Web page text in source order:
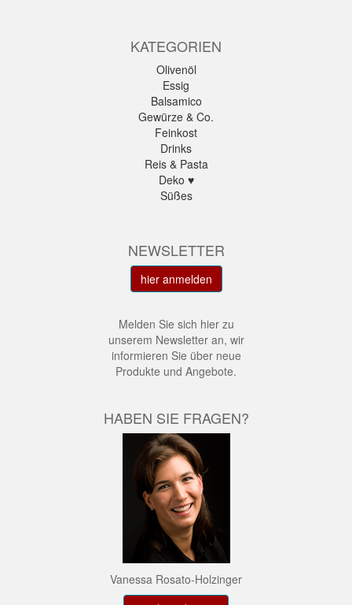
KATEGORIEN
Olivenöl
Essig
Balsamico
Gewürze & Co.
Feinkost
Drinks
Reis & Pasta
Deko ♥
Süßes
NEWSLETTER
hier anmelden
Melden Sie sich hier zu
unserem Newsletter an, wir
informieren Sie über neue
Produkte und Angebote.
HABEN SIE FRAGEN?
Vanessa Rosato-Holzinger